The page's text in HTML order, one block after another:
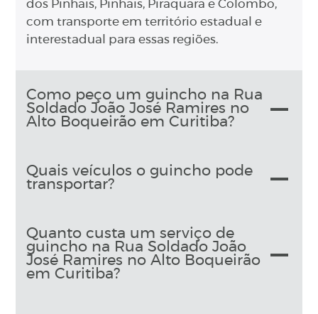
dos Pinhais, Pinhais, Piraquara e Colombo,
com transporte em território estadual e
interestadual para essas regiões.
Como peço um guincho na Rua
Soldado João José Ramires no
Alto Boqueirão em Curitiba?
Quais veículos o guincho pode
transportar?
Quanto custa um serviço de
guincho na Rua Soldado João
José Ramires no Alto Boqueirão
em Curitiba?